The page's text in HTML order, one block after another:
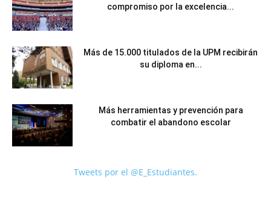
compromiso por la excelencia...
Más de 15.000 titulados de la UPM recibirán
su diploma en...
Más herramientas y prevención para
combatir el abandono escolar
Tweets por el @E_Estudiantes.